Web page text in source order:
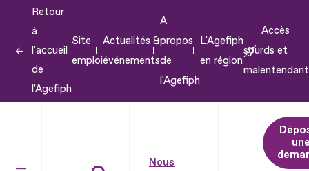
contenu
Retour
à
l'accueil
de
l'Agefiph
Site
emploi
Actualités &
événements
A
propos
de
l'Agefiph
L'Agefiph
en région
Accès
sourds et
Nous